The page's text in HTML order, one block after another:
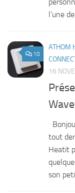
l’une
10
ATHOM
16
tout
Heatit
son